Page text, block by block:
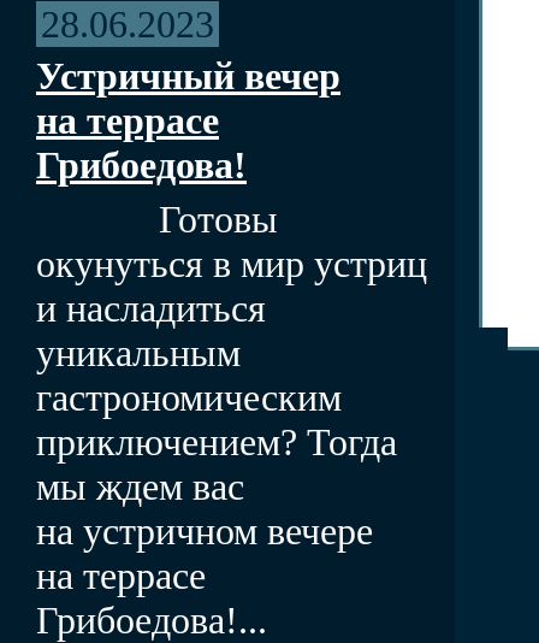
28.06.2023
Устричный вечер
на террасе
Грибоедова!
Готовы
окунуться в мир устриц
и насладиться
уникальным
гастрономическим
приключением? Тогда
мы ждем вас
на устричном вечере
на террасе
Грибоедова!...